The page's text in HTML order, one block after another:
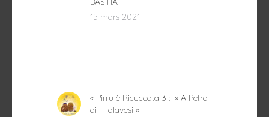
15 mars 2021
« Pirru è Ricuccata 3 : » A Petra
di I Talavesi «